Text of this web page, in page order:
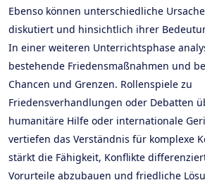
Ebenso können unterschiedliche
diskutiert und hinsichtlich ihrer
In einer weiteren Unterrichtsphase
bestehende Friedensmaßnahmen und
Chancen und Grenzen. Rollenspiele zu
Friedensverhandlungen oder Debatten
humanitäre Hilfe oder internationale
vertiefen das Verständnis für komplexe
stärkt die Fähigkeit, Konflikte
Vorurteile abzubauen und friedliche